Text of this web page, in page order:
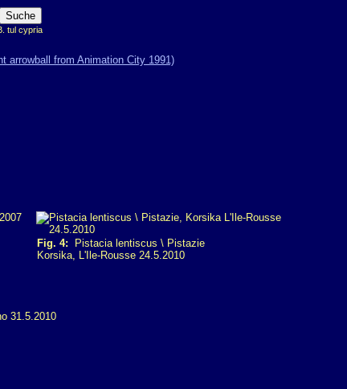
tul cypria
Fig. 4: Pistacia lentiscus \ Pistazie
Korsika, L'Ile-Rousse 24.5.2010